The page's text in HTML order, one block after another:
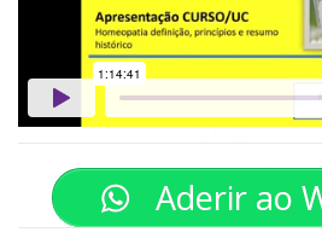
Aderir ao